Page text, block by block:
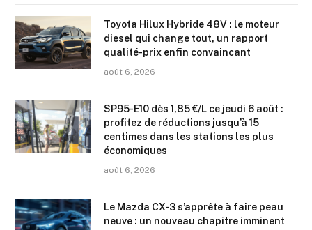
Toyota Hilux Hybride 48V : le moteur
diesel qui change tout, un rapport
qualité-prix enfin convaincant
août 6, 2026
SP95-E10 dès 1,85 €/L ce jeudi 6 août :
profitez de réductions jusqu’à 15
centimes dans les stations les plus
économiques
août 6, 2026
Le Mazda CX-3 s’apprête à faire peau
neuve : un nouveau chapitre imminent